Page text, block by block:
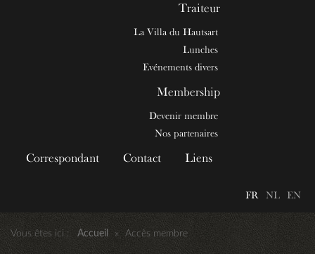
Traiteur
La Villa du Hautsart
Lunches
Evénements divers
Membership
Devenir membre
Nos partenaires
Correspondant Contact Liens
FR NL EN
Vous êtes ici : Accueil » Accès membre